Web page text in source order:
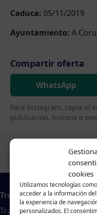
cookies
Utilizamos tecnologías
acceder a la información
la experiencia de
personalizados. El
Caduca: 05/11/2019
Ayuntamiento: A
Compartir oferta
WhatsApp
Para Instagram, copia el
publicación, historia o
Trabajo en A Coruña
Traballar na costa es un